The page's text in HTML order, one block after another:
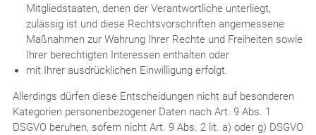
Mitgliedstaaten, denen der Verantwortliche unterliegt,
zulässig ist und diese Rechtsvorschriften angemessene
Maßnahmen zur Wahrung Ihrer Rechte und Freiheiten sowie
Ihrer berechtigten Interessen enthalten oder
mit Ihrer ausdrücklichen Einwilligung erfolgt.
Allerdings dürfen diese Entscheidungen nicht auf besonderen
Kategorien personenbezogener Daten nach Art. 9 Abs. 1
DSGVO beruhen, sofern nicht Art. 9 Abs. 2 lit. a) oder g) DSGVO